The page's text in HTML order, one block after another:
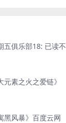
五俱乐部18: 已读不
元素之火之爱链》
黑风暴》百度云网